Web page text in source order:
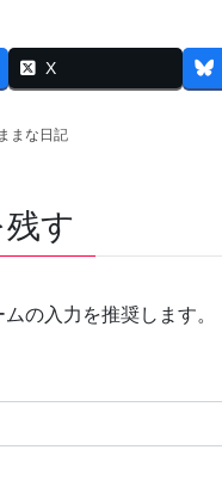
X
まな日記
す
の入力を推奨します。